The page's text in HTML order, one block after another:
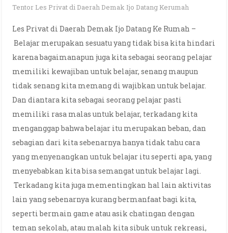
Tentor Les Privat di Daerah Demak Ijo Datang Kerumah
Les Privat di Daerah Demak Ijo Datang Ke Rumah –
Belajar merupakan sesuatu yang tidak bisa kita hindari
karena bagaimanapun juga kita sebagai seorang pelajar
memiliki kewajiban untuk belajar, senang maupun
tidak senang kita memang di wajibkan untuk belajar.
Dan diantara kita sebagai seorang pelajar pasti
memiliki rasa malas untuk belajar, terkadang kita
menganggap bahwa belajar itu merupakan beban, dan
sebagian dari kita sebenarnya hanya tidak tahu cara
yang menyenangkan untuk belajar itu seperti apa, yang
menyebabkan kita bisa semangat untuk belajar lagi.
Terkadang kita juga mementingkan hal lain aktivitas
lain yang sebenarnya kurang bermanfaat bagi kita,
seperti bermain game atau asik chatingan dengan
teman sekolah, atau malah kita sibuk untuk rekreasi,